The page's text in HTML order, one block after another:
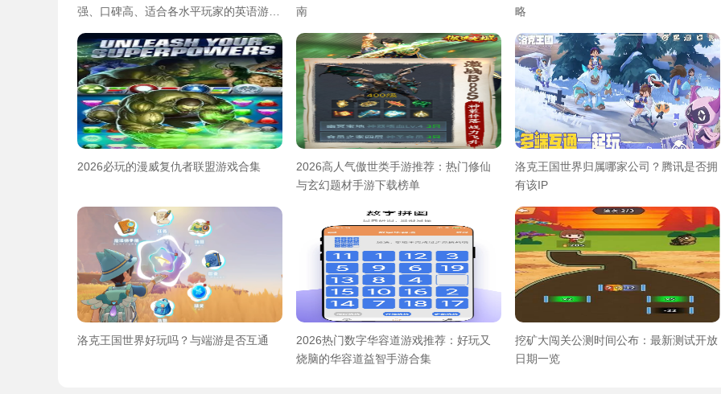
强、口碑高、适合各水平玩家的英语游戏
南
略
2026必玩的漫威复仇者联盟游戏合集
2026高人气傲世类手游推荐：热门修仙
与玄幻题材手游下载榜单
洛克王国世界归属哪家公司？腾讯是否拥
有该IP
洛克王国世界好玩吗？与端游是否互通
2026热门数字华容道游戏推荐：好玩又
烧脑的华容道益智手游合集
挖矿大闯关公测时间公布：最新测试开放
日期一览